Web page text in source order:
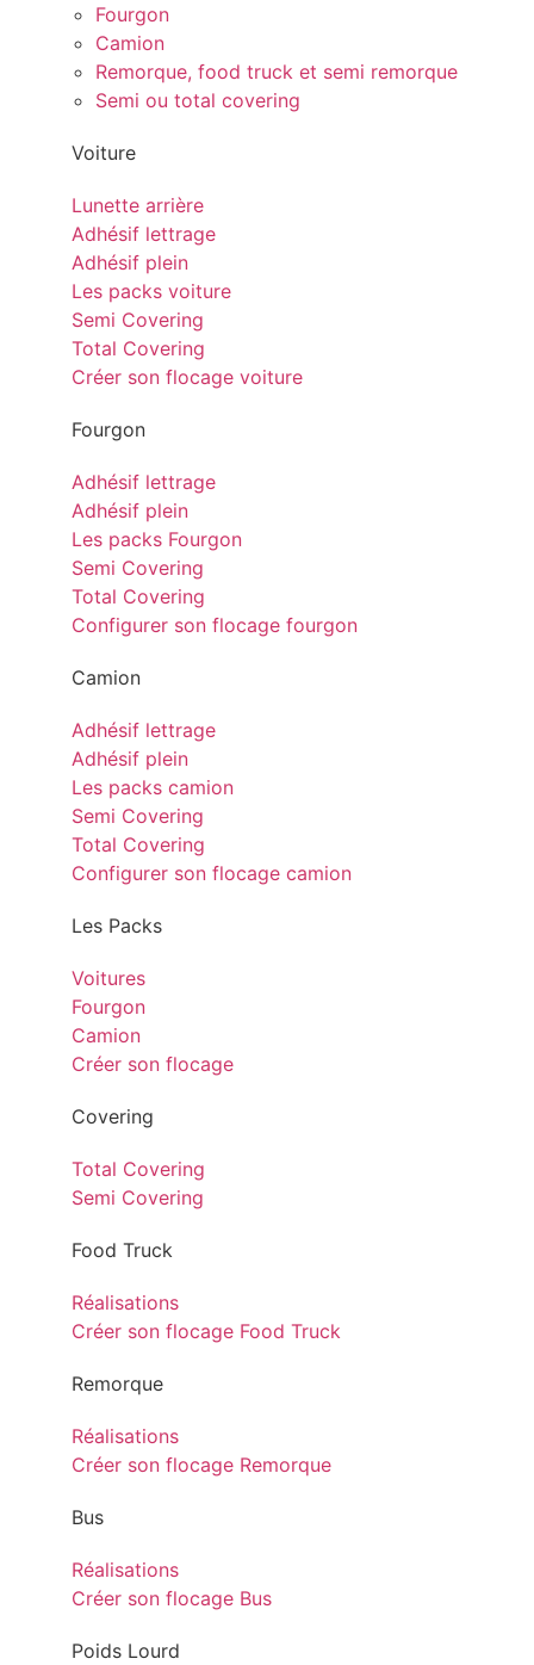
Fourgon
Camion
Remorque, food truck et semi remorque
Semi ou total covering
Voiture
Lunette arrière
Adhésif lettrage
Adhésif plein
Les packs voiture
Semi Covering
Total Covering
Créer son flocage voiture
Fourgon
Adhésif lettrage
Adhésif plein
Les packs Fourgon
Semi Covering
Total Covering
Configurer son flocage fourgon
Camion
Adhésif lettrage
Adhésif plein
Les packs camion
Semi Covering
Total Covering
Configurer son flocage camion
Les Packs
Voitures
Fourgon
Camion
Créer son flocage
Covering
Total Covering
Semi Covering
Food Truck
Réalisations
Créer son flocage Food Truck
Remorque
Réalisations
Créer son flocage Remorque
Bus
Réalisations
Créer son flocage Bus
Poids Lourd